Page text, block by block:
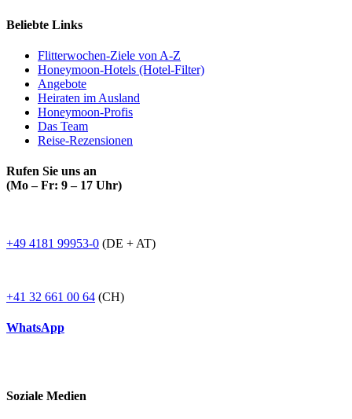
Beliebte Links
Flitterwochen-Ziele von A-Z
Honeymoon-Hotels (Hotel-Filter)
Angebote
Heiraten im Ausland
Honeymoon-Profis
Das Team
Reise-Rezensionen
Rufen Sie uns an
(Mo – Fr: 9 – 17 Uhr)
+49 4181 99953-0 (DE + AT)
+41 32 661 00 64 (CH)
WhatsApp
Soziale Medien